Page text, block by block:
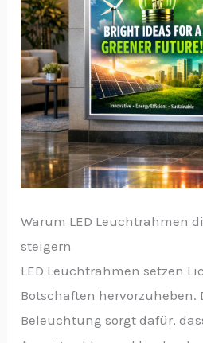
Warum LED Leuchtrahmen
steigern
LED Leuchtrahmen setzen
Botschaften hervorzuheben.
Beleuchtung sorgt dafür,